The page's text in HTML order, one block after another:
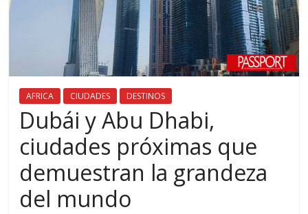
AFRICA CIUDADES DESTINOS
Dubái y Abu Dhabi,
ciudades próximas que
demuestran la grandeza
del mundo